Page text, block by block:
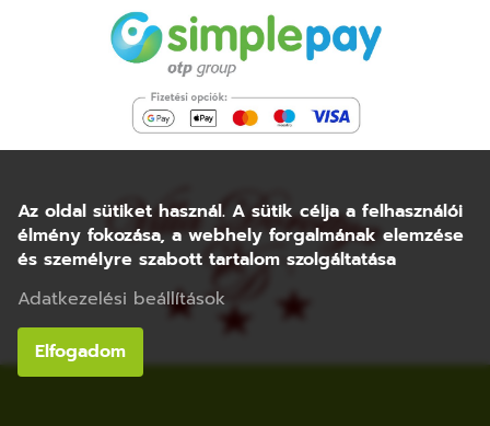
Az oldal sütiket használ. A sütik célja a felhasználói
élmény fokozása, a webhely forgalmának elemzése
és személyre szabott tartalom szolgáltatása
Adatkezelési beállítások
Elfogadom